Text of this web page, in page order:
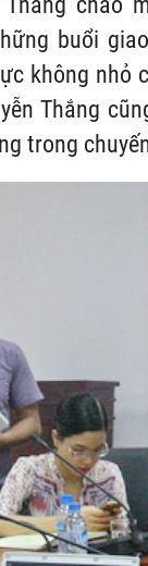
buổi
không nhỏ
Thắng
trong